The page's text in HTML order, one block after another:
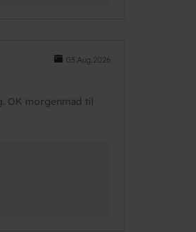
03.Aug.2026
OK morgenmad til